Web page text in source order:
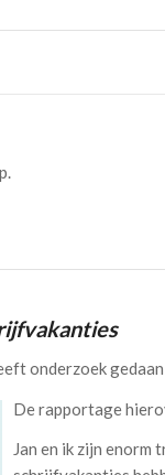
onderzoek
De rapportage
Jan en ik zijn